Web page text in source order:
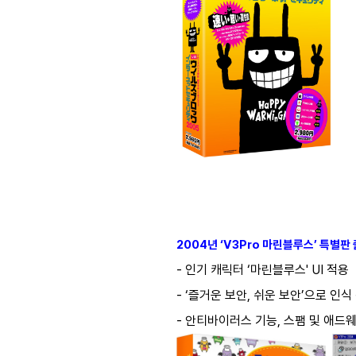
2004년 ‘V3Pro 마린블루스’ 특별판
- 인기 캐릭터 ‘마린블루스' UI 적용
- ‘즐거운 보안, 쉬운 보안’으로 인
- 안티바이러스 기능, 스팸 및 애드